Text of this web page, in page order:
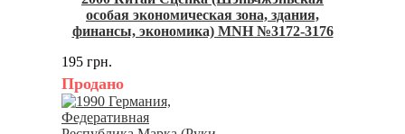
особая экономическая зона, здания,
финансы, экономика) MNH №3172-3176
195 грн.
Продано